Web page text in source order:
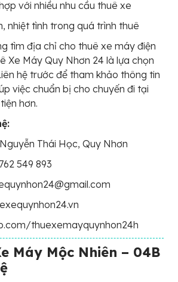
với nhiều nhu cầu thuê xe
nhiệt tình trong quá trình thuê
tìm địa chỉ cho thuê xe máy điện
Xe Máy Quy Nhơn 24 là lựa chọn
hệ trước để tham khảo thông tin
việc chuẩn bị cho chuyến đi tại
hơn.
Thái Học, Quy Nhơn
549 893
thuexemayquynhon24h
Máy Mộc Nhiên – 04B